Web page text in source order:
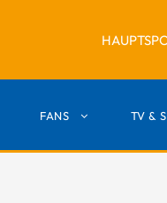
FANS TV &